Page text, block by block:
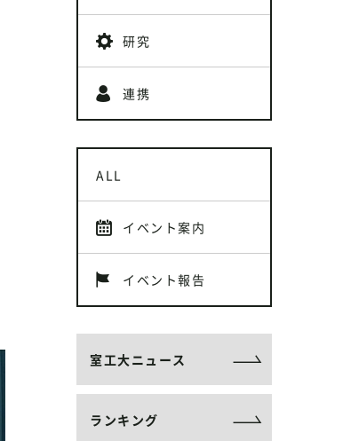
研究
連携
ALL
イベント案内
イベント報告
室工大ニュース
ランキング